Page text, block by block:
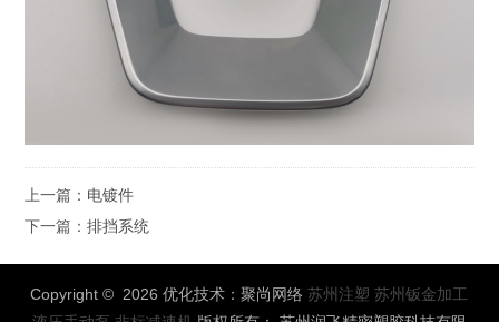
上一篇： 电镀件
下一篇：排挡系统
Copyright © 2026 优化技术：聚尚网络苏州注塑 苏州钣金加工